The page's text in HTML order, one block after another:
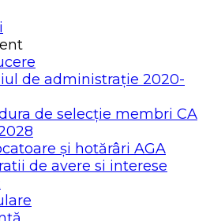
de administrație 2020-
de selecție membri CA
și hotărâri AGA
de avere si interese